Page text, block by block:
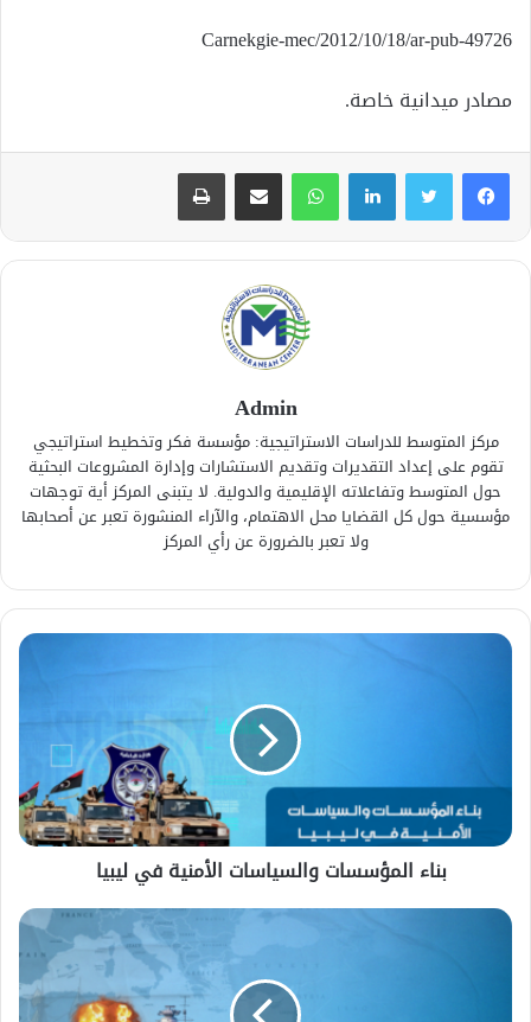
Carnekgie-mec/2012/10/18/ar-pub-49726
مصادر ميدانية خاصة.
لينكدإن واتساب مشاركة عبر البريد طباعة
Admin
مركز المتوسط للدراسات الاستراتيجية: مؤسسة فكر وتخطيط استراتيجي
تقوم على إعداد التقديرات وتقديم الاستشارات وإدارة المشروعات البحثية
حول المتوسط وتفاعلاته الإقليمية والدولية. لا يتبنى المركز أية توجهات
مؤسسية حول كل القضايا محل الاهتمام، والآراء المنشورة تعبر عن أصحابها
ولا تعبر بالضرورة عن رأي المركز
بناء المؤسسات والسياسات الأمنية في ليبيا